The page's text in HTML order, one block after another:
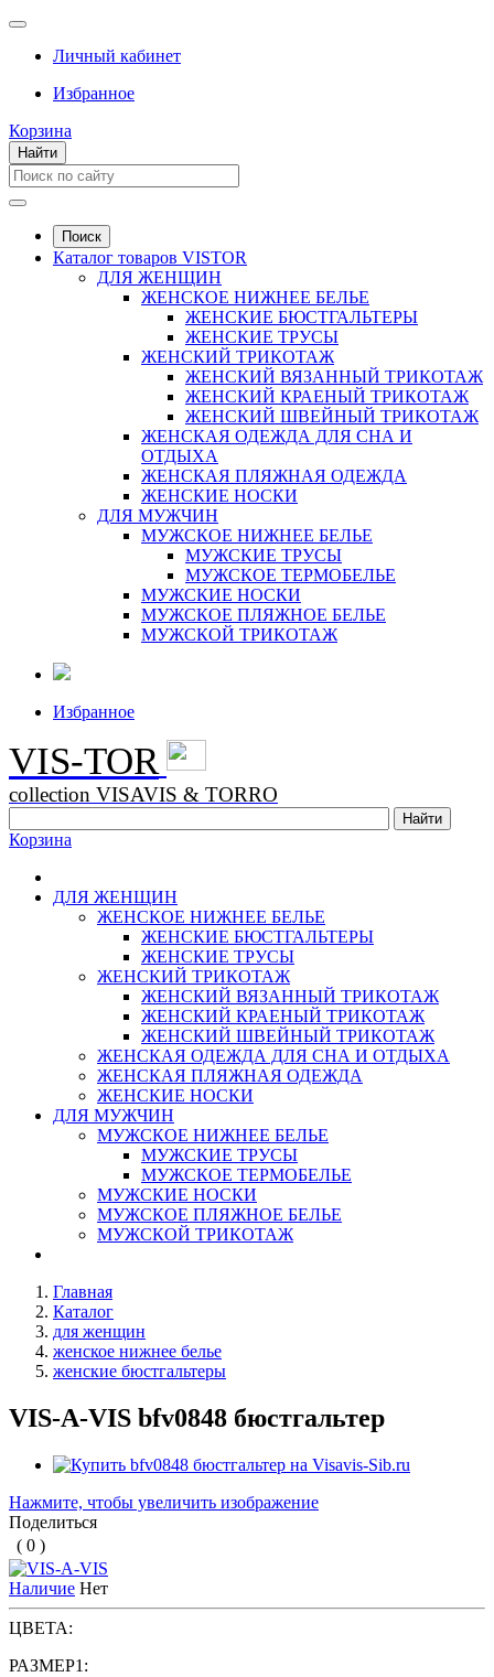
Личный кабинет
Избранное
Корзина
Найти
Поиск
Каталог товаров VISTOR
ДЛЯ ЖЕНЩИН
ЖЕНСКОЕ НИЖНЕЕ БЕЛЬЕ
ЖЕНСКИЕ БЮСТГАЛЬТЕРЫ
ЖЕНСКИЕ ТРУСЫ
ЖЕНСКИЙ ТРИКОТАЖ
ЖЕНСКИЙ ВЯЗАННЫЙ ТРИКОТАЖ
ЖЕНСКИЙ КРАЕНЫЙ ТРИКОТАЖ
ЖЕНСКИЙ ШВЕЙНЫЙ ТРИКОТАЖ
ЖЕНСКАЯ ОДЕЖДА ДЛЯ СНА И
ОТДЫХА
ЖЕНСКАЯ ПЛЯЖНАЯ ОДЕЖДА
ЖЕНСКИЕ НОСКИ
ДЛЯ МУЖЧИН
МУЖСКОЕ НИЖНЕЕ БЕЛЬЕ
МУЖСКИЕ ТРУСЫ
МУЖСКОЕ ТЕРМОБЕЛЬЕ
МУЖСКИЕ НОСКИ
МУЖСКОЕ ПЛЯЖНОЕ БЕЛЬЕ
МУЖСКОЙ ТРИКОТАЖ
Избранное
VIS-TOR
collection VISAVIS & TORRO
Корзина
ДЛЯ ЖЕНЩИН
ЖЕНСКОЕ НИЖНЕЕ БЕЛЬЕ
ЖЕНСКИЕ БЮСТГАЛЬТЕРЫ
ЖЕНСКИЕ ТРУСЫ
ЖЕНСКИЙ ТРИКОТАЖ
ЖЕНСКИЙ ВЯЗАННЫЙ ТРИКОТАЖ
ЖЕНСКИЙ КРАЕНЫЙ ТРИКОТАЖ
ЖЕНСКИЙ ШВЕЙНЫЙ ТРИКОТАЖ
ЖЕНСКАЯ ОДЕЖДА ДЛЯ СНА И ОТДЫХА
ЖЕНСКАЯ ПЛЯЖНАЯ ОДЕЖДА
ЖЕНСКИЕ НОСКИ
ДЛЯ МУЖЧИН
МУЖСКОЕ НИЖНЕЕ БЕЛЬЕ
МУЖСКИЕ ТРУСЫ
МУЖСКОЕ ТЕРМОБЕЛЬЕ
МУЖСКИЕ НОСКИ
МУЖСКОЕ ПЛЯЖНОЕ БЕЛЬЕ
МУЖСКОЙ ТРИКОТАЖ
Главная
Каталог
для женщин
женское нижнее белье
женские бюстгальтеры
VIS-A-VIS bfv0848 бюстгальтер
Нажмите, чтобы увеличить изображение
Поделиться
( 0 )
Наличие Нет
ЦВЕТА:
РАЗМЕР1: